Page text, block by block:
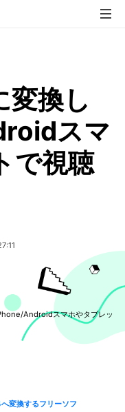
換し
スマ
で視聴
Androidスマホやタブレッ
変換するフリーソフ